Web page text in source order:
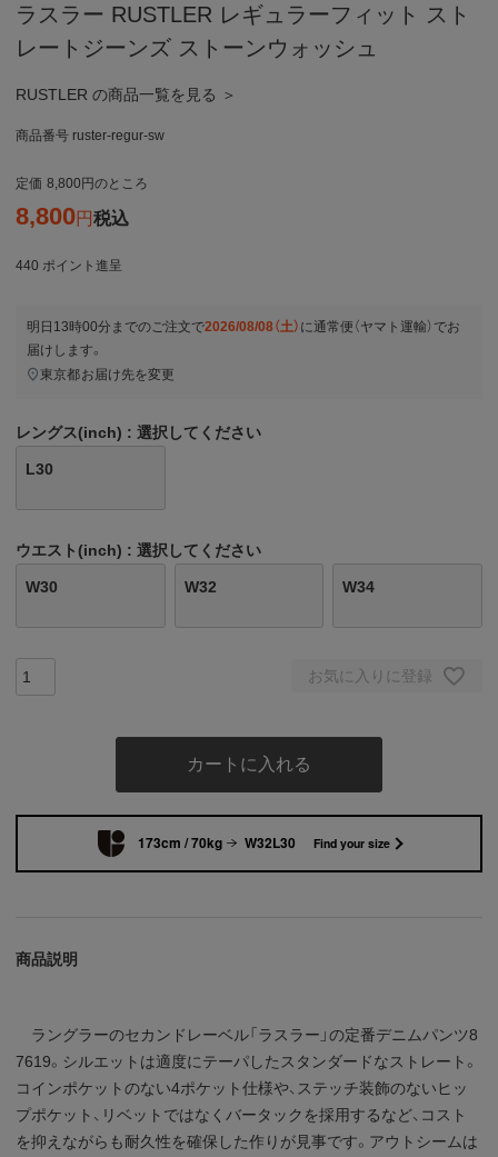
ラスラー RUSTLER レギュラーフィット スト
レートジーンズ ストーンウォッシュ
RUSTLER の商品一覧を見る ＞
商品番号 ruster-regur-sw
定価 8,800 のところ
8,800 税込
440 ポイント進呈
明日 13時00分 までのご注文で2026/08/08（土） に通常便（ヤマト運輸） でお
届けします。
東京都お届け先を変更
レングス(inch) 選択してください
L30
ウエスト(inch) 選択してください
W30 W32 W34
お気に入りに登録
カートに入れる
173cm / 70kg W32L30 Find your size
商品説明
ラングラーのセカンドレーベル「ラスラー」の定番デニムパンツ8
7619。シルエットは適度にテーパしたスタンダードなストレート。
コインポケットのない4ポケット仕様や、ステッチ装飾のないヒッ
プポケット、リベットではなくバータックを採用するなど、コスト
を抑えながらも耐久性を確保した作りが見事です。アウトシームは